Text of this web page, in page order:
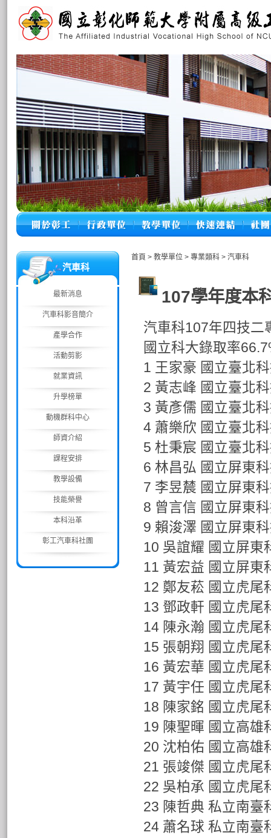
汽車科
最新消息
汽車科影音簡介
產學合作
活動剪影
就業資訊
升學榜單
動機群科中心
師資介紹
課程安排
教學設備
技能榮譽
本科沿革
彰工汽車科社團
首頁 > 教學單位 > 專業類科 > 汽車科
107學年度本
汽車科107年四技二
國立科大錄取率
1 王家豪 國立臺北
2 黃志峰 國立臺北
3 黃彥儒 國立臺北
4 蕭樂欣 國立臺北
5 杜秉宸 國立臺北
6 林昌弘 國立屏東
7 李昱辳 國立屏東
8 曾言信 國立屏東
9 賴浚澤 國立屏東
10 吳誼耀 國立屏東
11 黃宏益 國立屏東
12 鄭友菘 國立虎尾
13 鄧政軒 國立虎尾
14 陳永瀚 國立虎尾
15 張朝翔 國立虎尾
16 黃宏華 國立虎尾
17 黃宇任 國立虎尾
18 陳家銘 國立虎尾
19 陳聖暉 國立高雄
20 沈柏佑 國立高雄
21 張竣傑 國立虎尾
22 吳柏承 國立虎尾
23 陳哲典 私立南臺
24 蕭名球 私立南臺